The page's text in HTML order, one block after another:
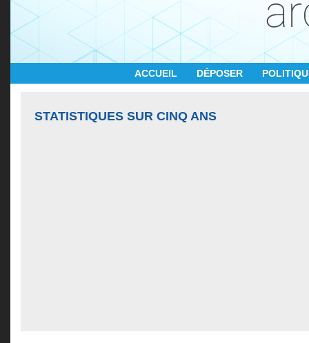
ACCUEIL DÉPOSER
STATISTIQUES SUR CINQ ANS